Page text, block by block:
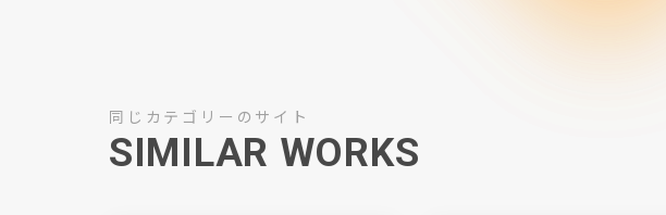
同じカテゴリーのサイト
SIMILAR WORKS